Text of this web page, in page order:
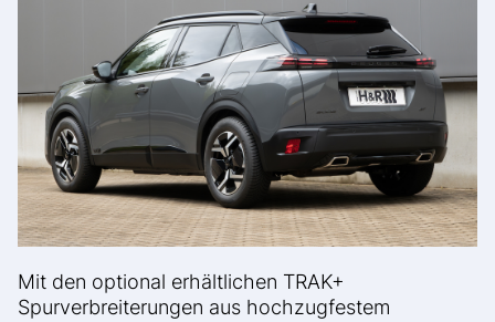
Mit den optional erhältlichen TRAK+
Spurverbreiterungen aus hochzugfestem